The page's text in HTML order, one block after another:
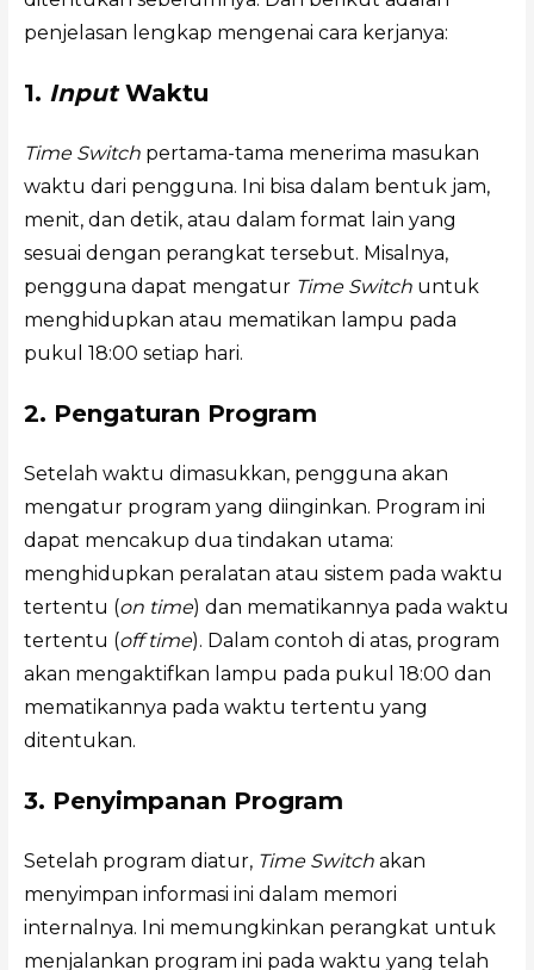
penjelasan lengkap mengenai cara kerjanya:
1. InputWaktu
Time Switchpertama-tama menerima masukan
waktu dari pengguna. Ini bisa dalam bentuk jam,
menit, dan detik, atau dalam format lain yang
sesuai dengan perangkat tersebut. Misalnya,
pengguna dapat mengatur Time Switchuntuk
menghidupkan atau mematikan lampu pada
pukul 18:00 setiap hari.
2. Pengaturan Program
Setelah waktu dimasukkan, pengguna akan
mengatur program yang diinginkan. Program ini
dapat mencakup dua tindakan utama:
menghidupkan peralatan atau sistem pada waktu
tertentu (on time) dan mematikannya pada waktu
tertentu (off time). Dalam contoh di atas, program
akan mengaktifkan lampu pada pukul 18:00 dan
mematikannya pada waktu tertentu yang
ditentukan.
3. Penyimpanan Program
Setelah program diatur, Time Switchakan
menyimpan informasi ini dalam memori
internalnya. Ini memungkinkan perangkat untuk
menjalankan program ini pada waktu yang telah